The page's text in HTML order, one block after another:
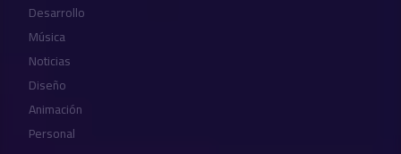
Desarrollo
Música
Noticias
Diseño
Animación
Personal